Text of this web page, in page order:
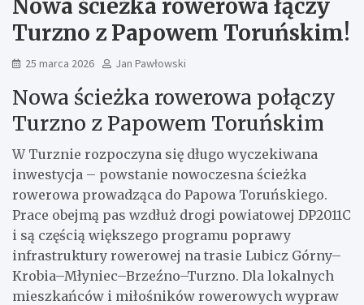
Nowa ścieżka rowerowa łączy
Turzno z Papowem Toruńskim!
25 marca 2026 Jan Pawłowski
Nowa ścieżka rowerowa połączy
Turzno z Papowem Toruńskim
W Turznie rozpoczyna się długo wyczekiwana
inwestycja – powstanie nowoczesna ścieżka
rowerowa prowadząca do Papowa Toruńskiego.
Prace obejmą pas wzdłuż drogi powiatowej DP2011C
i są częścią większego programu poprawy
infrastruktury rowerowej na trasie Lubicz Górny–
Krobia–Młyniec–Brzeźno–Turzno. Dla lokalnych
mieszkańców i miłośników rowerowych wypraw